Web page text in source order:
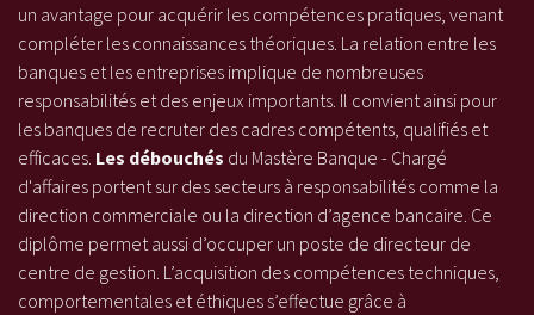
un avantage pour acquérir les compétences pratiques, venant
compléter les connaissances théoriques. La relation entre les
banques et les entreprises implique de nombreuses
responsabilités et des enjeux importants. Il convient ainsi pour
les banques de recruter des cadres compétents, qualifiés et
efficaces. Les débouchés du Mastère Banque - Chargé
d'affaires portent sur des secteurs à responsabilités comme la
direction commerciale ou la direction d’agence bancaire. Ce
diplôme permet aussi d’occuper un poste de directeur de
centre de gestion. L’acquisition des compétences techniques,
comportementales et éthiques s’effectue grâce à